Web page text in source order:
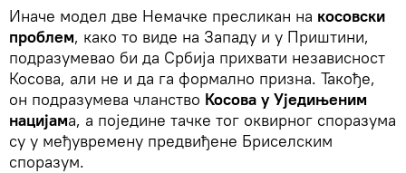
Иначе модел две Немачке пресликан на косовски
проблем, како то виде на Западу и у Приштини,
подразумевао би да Србија прихвати независност
Косова, али не и да га формално призна. Такође,
он подразумева чланство Косова у Уједињеним
нацијама, а поједине тачке тог оквирног споразума
су у међувремену предвиђене Бриселским
споразум.